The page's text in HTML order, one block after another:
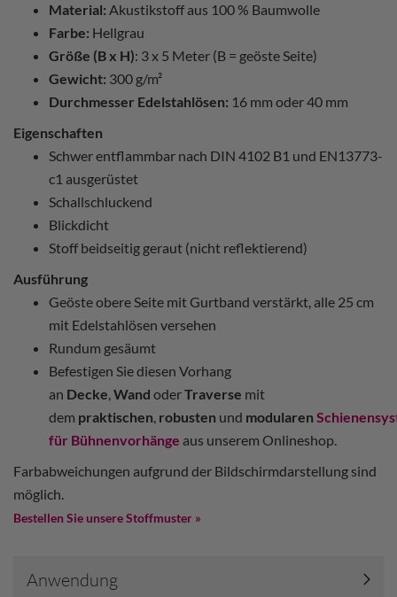
Material: Akustikstoff aus 100 % Baumwolle
Farbe: Hellgrau
Größe (B x H): 3 x 5 Meter (B = geöste Seite)
Gewicht: 300 g/m²
Durchmesser Edelstahlösen: 16 mm oder 40 mm
Eigenschaften
Schwer entflammbar nach DIN 4102 B1 und EN13773-
c1 ausgerüstet
Schallschluckend
Blickdicht
Stoff beidseitig geraut (nicht reflektierend)
Ausführung
Geöste obere Seite mit Gurtband verstärkt, alle 25 cm
mit Edelstahlösen versehen
Rundum gesäumt
Befestigen Sie diesen Vorhang
an Decke,Wand oderTraverse mit
dem praktischen, robusten und modularen
für Bühnenvorhänge aus unserem Onlineshop.
Farbabweichungen aufgrund der Bildschirmdarstellung sind
möglich.
Bestellen Sie unsere Stoffmuster »
Anwendung